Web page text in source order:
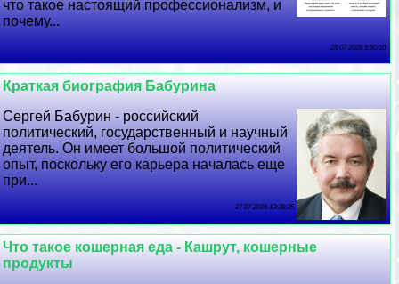
что такое настоящий профессионализм, и
почему...
28 07 2026 9:50:10
Краткая биография Бабурина
Сергeй Бабурин - российский
политический, государственный и научный
деятель. Он имеет большой политический
опыт, поскольку его карьера началась еще
при...
27 07 2026 13:38:25
Что такое кошерная еда - Кашрут, кошерные
продукты